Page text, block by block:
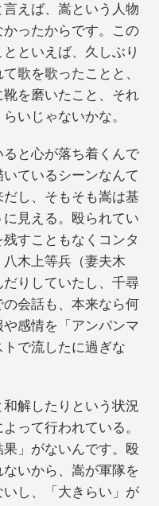
えば、嵩という人物
ったからです。この
といえば、久しぶり
歌を歌ったことと、
を磨いたこと、それ
いじゃないかな。
ると心が落ち着くんで
ているシーンなんて
し、そもそも嵩は基
見える。殴られてい
すこともなくコンタ
木上等兵（妻夫木
りしていたし、千尋
会話も、本来なら何
感情を「アンパンマ
で流したに過ぎな
解したりという状況
って行われている。
」がないんです。殴
いから、嵩が軍隊を
いし、「大きらい」が